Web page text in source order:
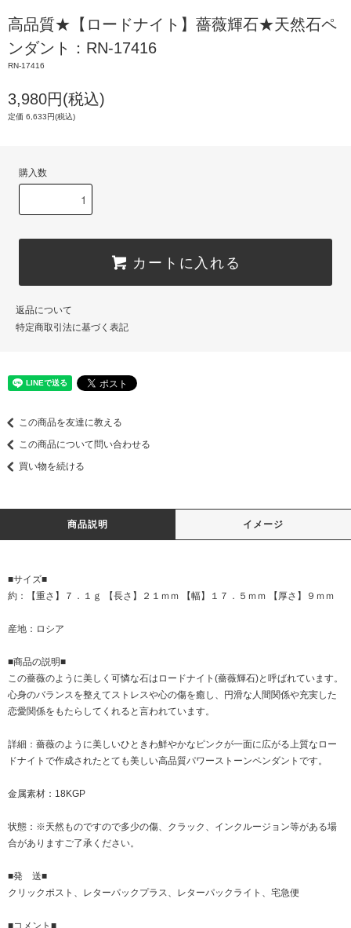
高品質★【ロードナイト】薔薇輝石★天然石ペ
ンダント：RN-17416
RN-17416
3,980円(税込)
定価 6,633円(税込)
購入数
カートに入れる
返品について
特定商取引法に基づく表記
この商品を友達に教える
この商品について問い合わせる
買い物を続ける
商品説明 イメージ
■サイズ■
約：【重さ】７．１ｇ 【長さ】２１ｍｍ 【幅】１７．５ｍｍ 【厚さ】９ｍｍ
産地：ロシア
■商品の説明■
この薔薇のように美しく可憐な石はロードナイト(薔薇輝石)と呼ばれています。
心身のバランスを整えてストレスや心の傷を癒し、円滑な人間関係や充実した
恋愛関係をもたらしてくれると言われています。
詳細：薔薇のように美しいひときわ鮮やかなピンクが一面に広がる上質なロー
ドナイトで作成されたとても美しい高品質パワーストーンペンダントです。
金属素材：18KGP
状態：※天然ものですので多少の傷、クラック、インクルージョン等がある場
合がありますご了承ください。
■発 送■
クリックポスト、レターパックプラス、レターパックライト、宅急便
■コメント■